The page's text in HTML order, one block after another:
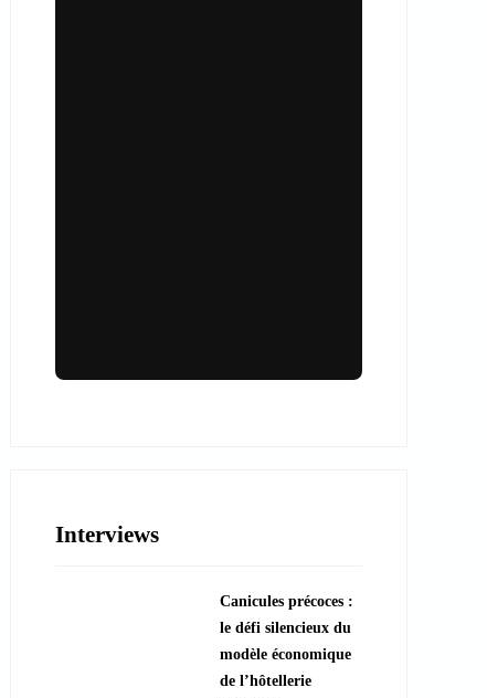
???? Explorer les animations
Interviews
Canicules précoces :
le défi silencieux du
modèle économique
de l’hôtellerie